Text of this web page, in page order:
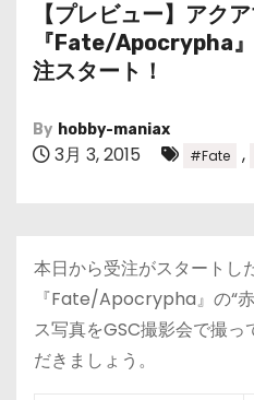
【プレビュー】アク
『Fate/Apocrypha
注スタート！
By hobby-maniax
3月 3, 2015 #Fate ,
本日から受注がスタートし
『Fate/Apocrypha』の“
ス写真をGSC撮影会で撮
だきましょう。